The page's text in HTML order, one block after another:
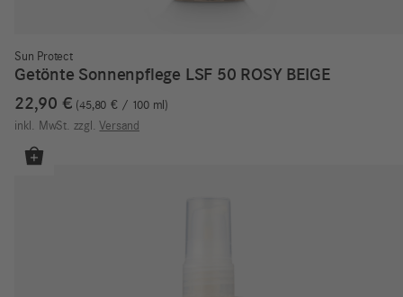
Sun Protect
Getönte Sonnenpflege LSF 50 ROSY BEIGE
22,90 € 45,80€/ 100 ml
inkl. MwSt. zzgl. Versand